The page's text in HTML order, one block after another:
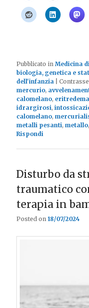
Pubblicato in Medicina
biologia, genetica e
dell'infanzia
|
mercurio,
calomelano, eritredema
idrargirosi,
calomelano,
metalli pesanti,metallo,
Rispondi
Disturbo da
traumatico
terapia in
Posted on18/07/2024